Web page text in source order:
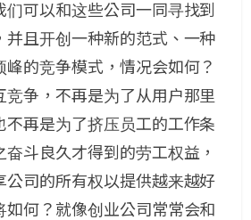
们可以和这些公司一同寻找到
并且开创一种新的范式、一种
的竞争模式，情况会如何？
竞争，不再是为了从用户那里
不再是为了挤压员工的工作条
斗良久才得到的劳工权益，
公司的所有权以提供越来越好
如何？就像创业公司常常会和